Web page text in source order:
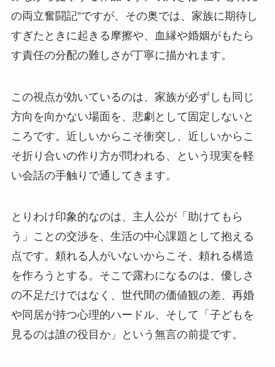
の両立奮闘記”ですが、その奥では、家族に期待し
すぎたときに起きる摩擦や、血縁や婚姻がもたら
す責任の分配の難しさが丁寧に描かれます。
この視点が効いているのは、家族が必ずしも同じ
方向を向かない場面を、悲劇として固定しないと
ころです。近しいからこそ衝突し、近しいからこ
そ折り合いの作り方が問われる、という現実を軽
い会話の手触りで通してきます。
とりわけ印象的なのは、主人公が「助けてもら
う」ことの交渉を、生活の中心課題として抱える
点です。頼れる人がいないからこそ、頼れる構造
を作ろうとする。そこで露わになるのは、優しさ
の不足だけではなく、世代間の価値観の差、再婚
や同居が持つ心理的ハードル、そして「子どもを
見るのは誰の役目か」という無言の前提です。